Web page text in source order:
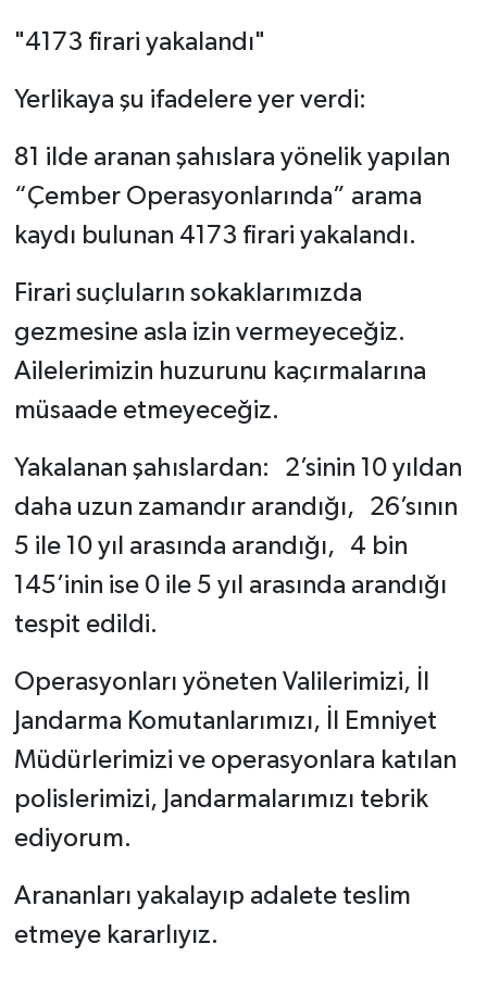
"4173 firari yakalandı"
Yerlikaya şu ifadelere yer verdi:
81 ilde aranan şahıslara yönelik yapılan
“Çember Operasyonlarında” arama
kaydı bulunan 4173 firari yakalandı.
Firari suçluların sokaklarımızda
gezmesine asla izin vermeyeceğiz.
Ailelerimizin huzurunu kaçırmalarına
müsaade etmeyeceğiz.
Yakalanan şahıslardan: 2’sinin 10 yıldan
daha uzun zamandır arandığı, 26’sının
5 ile 10 yıl arasında arandığı, 4 bin
145’inin ise 0 ile 5 yıl arasında arandığı
tespit edildi.
Operasyonları yöneten Valilerimizi, İl
Jandarma Komutanlarımızı, İl Emniyet
Müdürlerimizi ve operasyonlara katılan
polislerimizi, Jandarmalarımızı tebrik
ediyorum.
Arananları yakalayıp adalete teslim
etmeye kararlıyız.